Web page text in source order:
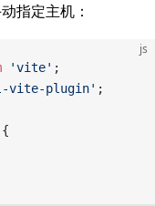
指定主机：
js
'vite' ;
vite-plugin' ;